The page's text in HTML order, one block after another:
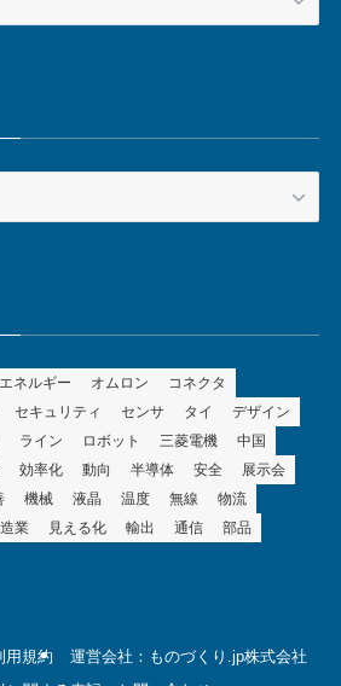
エネルギー オムロン
コネクタ
セキュリティ センサ タイ
デザイン
ライン ロボット 三菱電機
中国
効率化 動向 半導体 安全
展示会
機械 液晶 温度 無線
物流
業 見える化 輸出 通信
部品
用規約
運営会社：ものづくり.jp株式会社